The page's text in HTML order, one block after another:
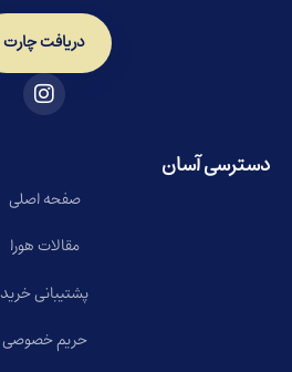
دریافت چارت
دسترسی آسان
صفحه اصلی
مقالات هورا
پشتیبانی خرید
حریم خصوصی